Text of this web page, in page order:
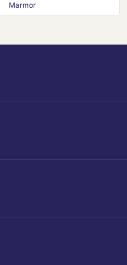
Marmor